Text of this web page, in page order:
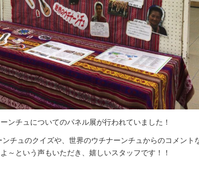
ンチュについてのパネル展が行われていました！
チュのクイズや、世界のウチナーンチュからのコメント
～という声もいただき、嬉しいスタッフです！！